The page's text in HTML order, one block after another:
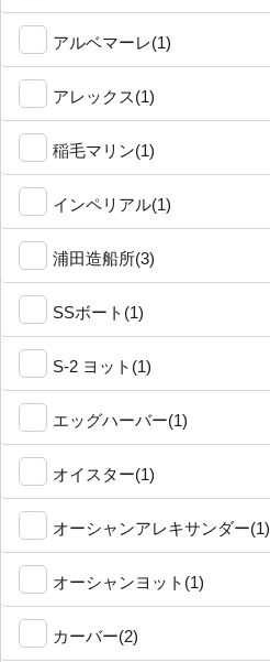
アルベマーレ(1)
アレックス(1)
稲毛マリン(1)
インペリアル(1)
浦田造船所(3)
SSボート(1)
S-2 ヨット(1)
エッグハーバー(1)
オイスター(1)
オーシャンアレキサンダー(1)
オーシャンヨット(1)
カーバー(2)